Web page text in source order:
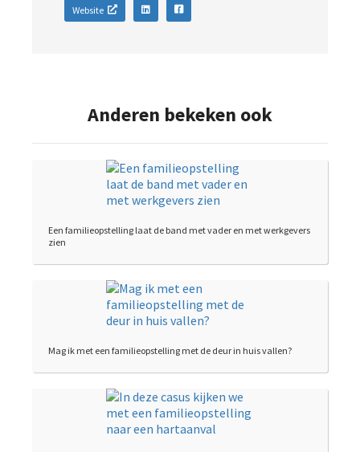
Website
Anderen bekeken ook
Een familieopstelling laat de band met vader en met werkgevers
zien
Mag ik met een familieopstelling met de deur in huis vallen?